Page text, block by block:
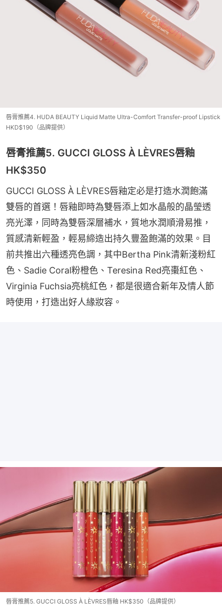
唇膏推薦4. HUDA BEAUTY Liquid Matte Ultra-Comfort Transfer-proof Lipstick
HKD$190（品牌提供）
唇膏推薦5. GUCCI GLOSS À LÈVRES唇釉
HK$350
GUCCI GLOSS À LÈVRES唇釉定必是打造水潤飽滿
雙唇的首選！唇釉即時為雙唇添上如水晶般的晶瑩透
亮光澤，同時為雙唇深層補水，質地水潤順滑易推，
質感清新輕盈，輕易締造出持久豐盈飽滿的效果。目
前共推出六種透亮色調，其中Bertha Pink清新淺粉紅
色、Sadie Coral粉橙色、Teresina Red亮棗紅色、
Virginia Fuchsia亮桃紅色，都是很適合新年及情人節
時使用，打造出好人緣妝容。
唇膏推薦5. GUCCI GLOSS À LÈVRES唇釉 HK$350（品牌提供）